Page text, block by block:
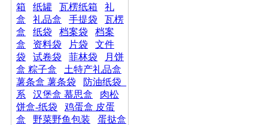
箱
纸罐 瓦楞纸箱
礼
盒
礼品盒 手提袋
瓦楞
盒
纸袋 档案袋
档案
盒
资料袋 片袋
文件
袋
试卷袋 菲林袋
月饼
盒 粽子盒
土特产礼品盒
薯条盒 薯条袋
防油纸袋_
系
汉堡盒 慕思盒
肉松
饼盒-纸袋
鸡蛋盒 皮蛋
盒
野菜野鱼包装
蛋挞盒